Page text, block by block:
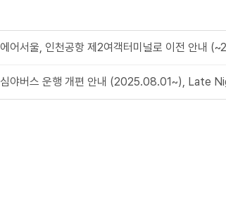
에어서울, 인천공항 제2여객터미널로 이전 안내
심야버스 운행 개편 안내 (2025.08.01~), Late